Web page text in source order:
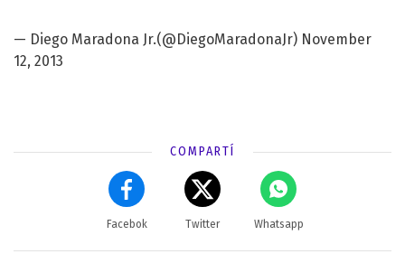
— Diego Maradona Jr.(@DiegoMaradonaJr) November
12, 2013
COMPARTÍ
Facebok Twitter Whatsapp